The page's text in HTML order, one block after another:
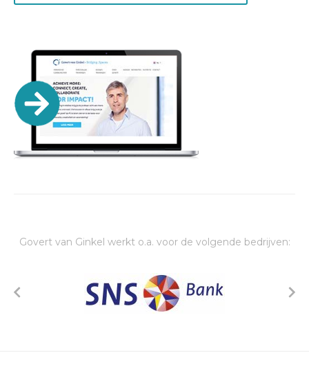
Govert van Ginkel werkt o.a. voor de volgende bedrijven: